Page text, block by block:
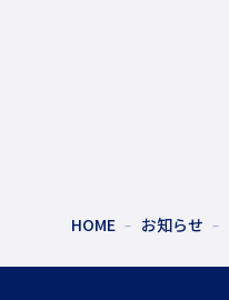
HOME お知らせ